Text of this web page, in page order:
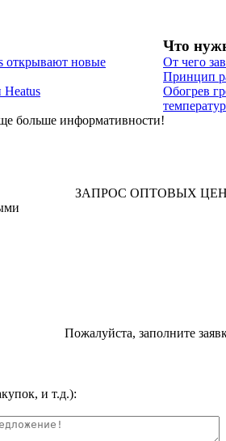
открывают новые
Что
От чего
Принцип
Обогрев
температур
больше информативности!
ЗАПРОС ОПТОВЫХ ЦЕН
Пожалуйста, заполните
и т.д.):